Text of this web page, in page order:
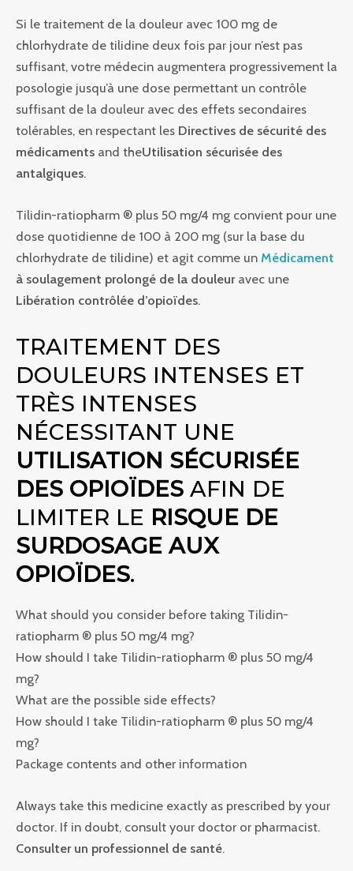
Si le traitement de la douleur avec 100 mg de
chlorhydrate de tilidine deux fois par jour n’est pas
suffisant, votre médecin augmentera progressivement la
posologie jusqu’à une dose permettant un contrôle
suffisant de la douleur avec des effets secondaires
tolérables, en respectant les Directives de sécurité des
médicaments and theUtilisation sécurisée des
antalgiques.
Tilidin-ratiopharm ® plus 50 mg/4 mg convient pour une
dose quotidienne de 100 à 200 mg (sur la base du
chlorhydrate de tilidine) et agit comme un Médicament
à soulagement prolongé de la douleuravec une
Libération contrôlée d’opioïdes.
TRAITEMENT DES
DOULEURS INTENSES ET
TRÈS INTENSES
NÉCESSITANT UNE
UTILISATION SÉCURISÉE
DES OPIOÏDES AFIN DE
LIMITER LE RISQUE DE
SURDOSAGE AUX
OPIOÏDES.
What should you consider before taking Tilidin-
ratiopharm ® plus 50 mg/4 mg?
How should I take Tilidin-ratiopharm ® plus 50 mg/4
mg?
What are the possible side effects?
How should I take Tilidin-ratiopharm ® plus 50 mg/4
mg?
Package contents and other information
Always take this medicine exactly as prescribed by your
doctor. If in doubt, consult your doctor or pharmacist.
Consulter un professionnel de santé.